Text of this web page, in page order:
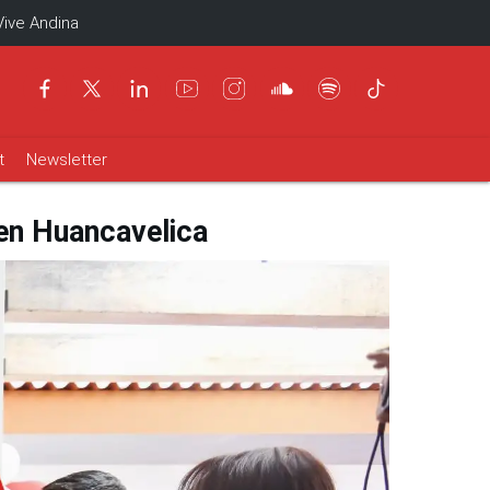
Andina
Newsletter
Huancavelica